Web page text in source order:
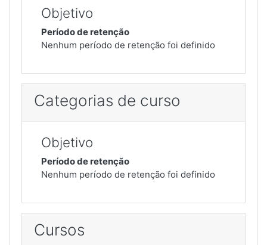
Objetivo
Período de retenção
Nenhum período de retenção foi definido
Categorias de curso
Objetivo
Período de retenção
Nenhum período de retenção foi definido
Cursos